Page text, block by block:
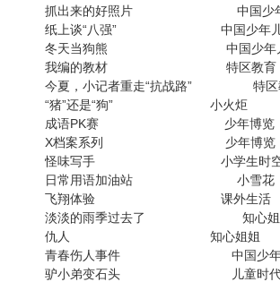
抓出来的好照片 中国少
纸上谈“八强” 中国少年
冬天当狗熊 中国少年
我编的教材 特区教
今夏，小记者重走“抗战路”
“猪”还是“狗” 小火炬
成语PK赛 少年博
X档案系列 少年博
怪味写手 小学生时
日常用语加油站 小雪
飞翔体验 课外生活
淡淡的雨季过去了 知
仇人 知心姐姐
青春伤人事件 中国少
驴小弟变石头 儿童